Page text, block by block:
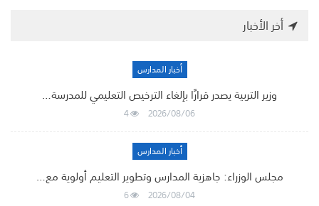
أخر الأخبار
أخبار المدارس
وزير التربية يصدر قرارًا بإلغاء الترخيص التعليمي للمدرسة…
2026/08/06
4
أخبار المدارس
مجلس الوزراء: جاهزية المدارس وتطوير التعليم أولوية مع…
2026/08/04
6